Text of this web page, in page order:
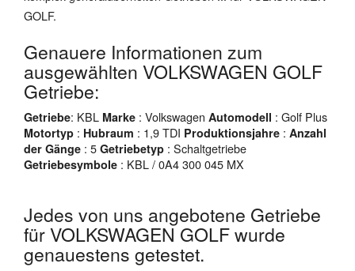
GOLF.
Genauere Informationen zum
ausgewählten VOLKSWAGEN GOLF
Getriebe:
Getriebe: KBL Marke : Volkswagen Automodell : Golf Plus
Motortyp : Hubraum : 1,9 TDI Produktionsjahre : Anzahl
der Gänge : 5 Getriebetyp : Schaltgetriebe
Getriebesymbole : KBL / 0A4 300 045 MX
Jedes von uns angebotene Getriebe
für VOLKSWAGEN GOLF wurde
genauestens getestet.